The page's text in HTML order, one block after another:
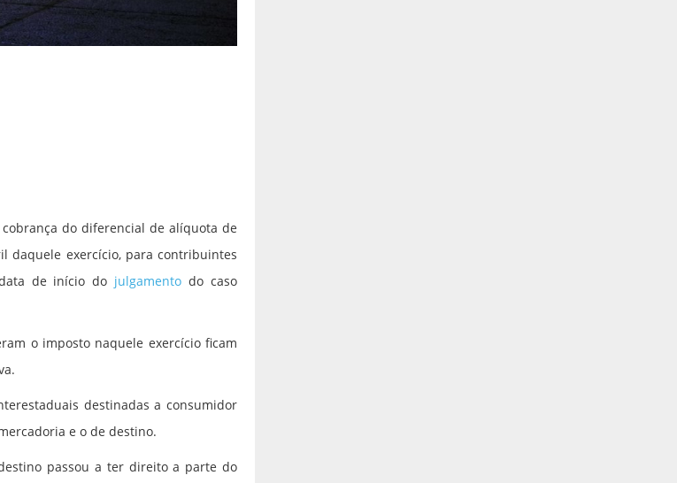
do diferencial de alíquota de
daquele exercício, para contribuintes
de início do julgamento do caso
o imposto naquele exercício ficam
destinadas a consumidor
e o de destino.
passou a ter direito a parte do